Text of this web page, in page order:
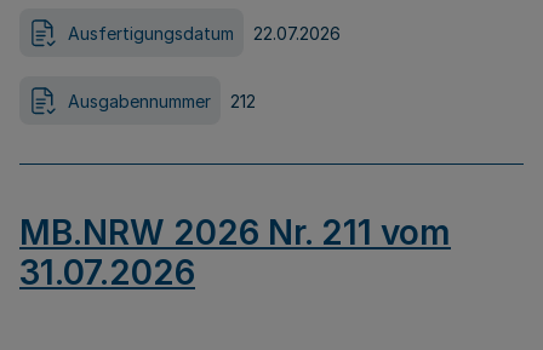
Ausfertigungsdatum 22.07.2026
Ausgabennummer 212
MB.NRW 2026 Nr. 211 vom
31.07.2026